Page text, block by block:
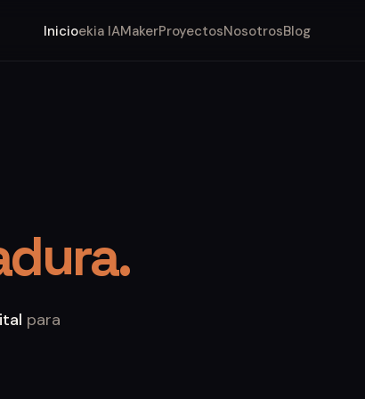
Inicioekia IAMakerProyectosNosotrosBlog
para